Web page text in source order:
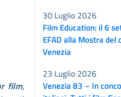
film,
Film Education: il 6
EFAD alla Mostra del
Venezia
30 Luglio 2026
Venezia 83 – In
23 Luglio 2026